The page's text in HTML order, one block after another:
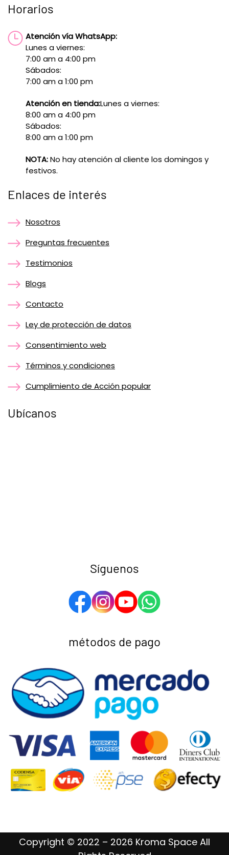
Horarios
Atención vía WhatsApp:
Lunes a viernes:
7:00 am a 4:00 pm
Sábados:
7:00 am a 1:00 pm
Atención en tienda:Lunes a viernes:
8:00 am a 4:00 pm
Sábados:
8:00 am a 1:00 pm
NOTA:No hay atención al cliente los domingos y
festivos.
Enlaces de interés
Nosotros
Preguntas frecuentes
Testimonios
Blogs
Contacto
Ley de protección de datos
Consentimiento web
Términos y condiciones
Cumplimiento de Acción popular
Ubícanos
Síguenos
métodos de pago
Copyright © 2022 – 2026 Kroma Space All